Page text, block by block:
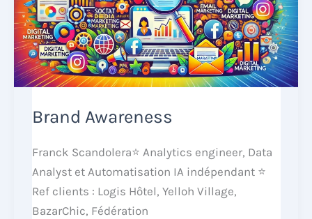
Brand Awareness
Franck Scandolera⭐ Analytics engineer, Data
Analyst et Automatisation IA indépendant ⭐
Ref clients : Logis Hôtel, Yelloh Village,
BazarChic, Fédération